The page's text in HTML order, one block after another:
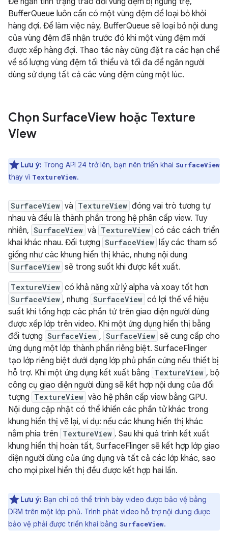
BufferQueue luôn cần có một vùng đệm để loại bỏ khỏi
hàng đợi. Để làm việc này, BufferQueue sẽ loại bỏ nội dung
của vùng đệm đã nhận trước đó khi một vùng đệm mới
được xếp hàng đợi. Thao tác này cũng đặt ra các hạn chế
về số lượng vùng đệm tối thiểu và tối đa để ngăn người
dùng sử dụng tất cả các vùng đệm cùng một lúc.
Chọn SurfaceView hoặc Texture
View
Lưu ý: Trong API 24 trở lên, bạn nên triển khai SurfaceView
thay vì TextureView.
SurfaceView và TextureView đóng vai trò tương tự
nhau và đều là thành phần trong hệ phân cấp view. Tuy
nhiên, SurfaceView và TextureView có các cách triển
khai khác nhau. Đối tượng SurfaceView lấy các tham số
giống như các khung hiển thị khác, nhưng nội dung
SurfaceView sẽ trong suốt khi được kết xuất.
TextureView có khả năng xử lý alpha và xoay tốt hơn
SurfaceView , nhưng SurfaceView có lợi thế về hiệu
suất khi tổng hợp các phần tử trên giao diện người dùng
được xếp lớp trên video. Khi một ứng dụng hiển thị bằng
đối tượng SurfaceView , SurfaceView sẽ cung cấp cho
ứng dụng một lớp thành phần riêng biệt. SurfaceFlinger
tạo lớp riêng biệt dưới dạng lớp phủ phần cứng nếu thiết bị
hỗ trợ. Khi một ứng dụng kết xuất bằng TextureView , bộ
công cụ giao diện người dùng sẽ kết hợp nội dung của đối
tượng TextureView vào hệ phân cấp view bằng GPU.
Nội dung cập nhật có thể khiến các phần tử khác trong
khung hiển thị vẽ lại, ví dụ: nếu các khung hiển thị khác
nằm phía trên TextureView . Sau khi quá trình kết xuất
khung hiển thị hoàn tất, SurfaceFlinger sẽ kết hợp lớp giao
diện người dùng của ứng dụng và tất cả các lớp khác, sao
cho mọi pixel hiển thị đều được kết hợp hai lần.
Lưu ý: Bạn chỉ có thể trình bày video được bảo vệ bằng
DRM trên một lớp phủ. Trình phát video hỗ trợ nội dung được
bảo vệ phải được triển khai bằng SurfaceView.